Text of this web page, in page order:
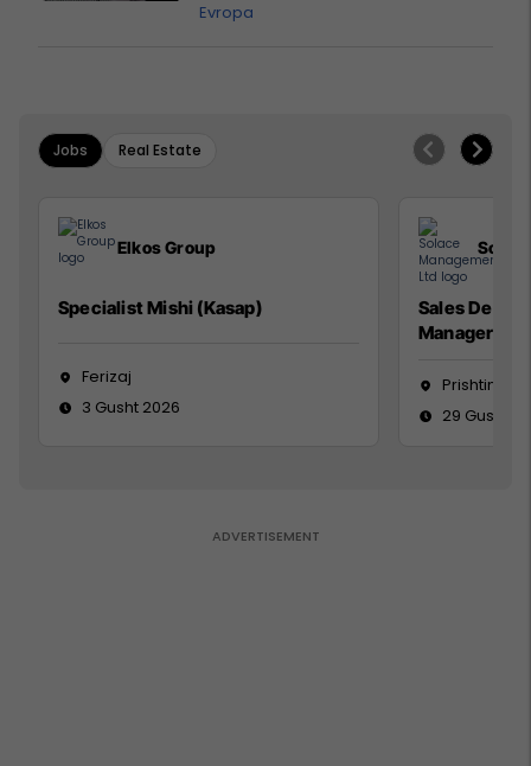
Evropa
Jobs Real Estate
Elkos Group
Specialist Mishi (Kasap)
Ferizaj
3 Gusht 2026
Sales
Manager
Prishtinë
29 Gusht